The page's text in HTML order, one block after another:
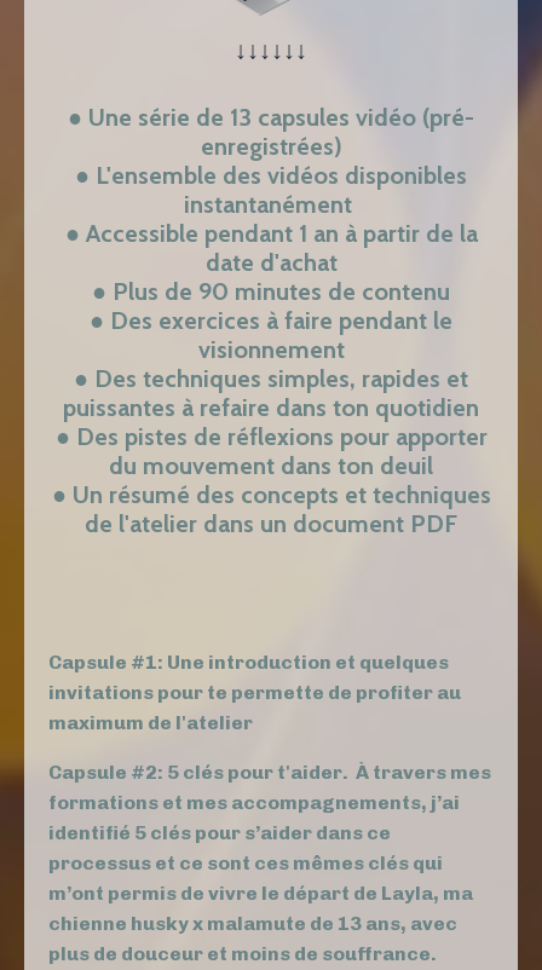
↓↓↓↓↓↓
● Une série de 13 capsules vidéo (pré-
enregistrées)
● L'ensemble des vidéos disponibles
instantanément
● Accessible pendant 1 an à partir de la
date d'achat
● Plus de 90 minutes de contenu
● Des exercices à faire pendant le
visionnement
● Des techniques simples, rapides et
puissantes à refaire dans ton quotidien
● Des pistes de réflexions pour apporter
du mouvement dans ton deuil
● Un résumé des concepts et techniques
de l'atelier dans un document PDF
Capsule #1: Une introduction et quelques
invitations pour te permette de profiter au
maximum de l'atelier
Capsule #2: 5 clés pour t'aider. À travers mes
formations et mes accompagnements, j’ai
identifié 5 clés pour s’aider dans ce
processus et ce sont ces mêmes clés qui
m’ont permis de vivre le départ de Layla, ma
chienne husky x malamute de 13 ans, avec
plus de douceur et moins de souffrance.